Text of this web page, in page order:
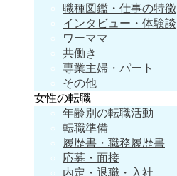
職種図鑑・仕事の特徴
インタビュー・体験談
ワーママ
共働き
専業主婦・パート
その他
女性の転職
年齢別の転職活動
転職準備
履歴書・職務履歴書
応募・面接
内定・退職・入社